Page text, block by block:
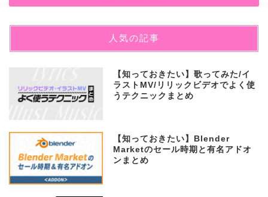
人気の記事
【知っておきたい】歌ってみた/イ
ラストMV/リリックビデオでよく使
うテクニックまとめ
【知っておきたい】Blender
Marketのセール時期と有名アドオ
ンまとめ